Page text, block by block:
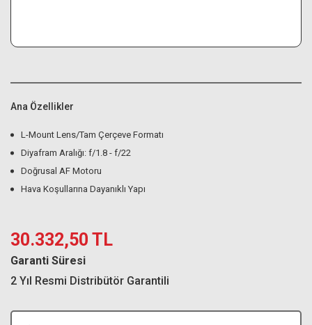
Ana Özellikler
L-Mount Lens/Tam Çerçeve Formatı
Diyafram Aralığı: f/1.8 - f/22
Doğrusal AF Motoru
Hava Koşullarına Dayanıklı Yapı
30.332,50 TL
Garanti Süresi
2 Yıl Resmi Distribütör Garantili